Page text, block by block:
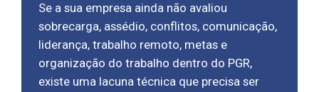
Se a sua empresa ainda não avaliou
sobrecarga, assédio, conflitos, comunicação,
liderança, trabalho remoto, metas e
organização do trabalho dentro do PGR,
existe uma lacuna técnica que precisa ser